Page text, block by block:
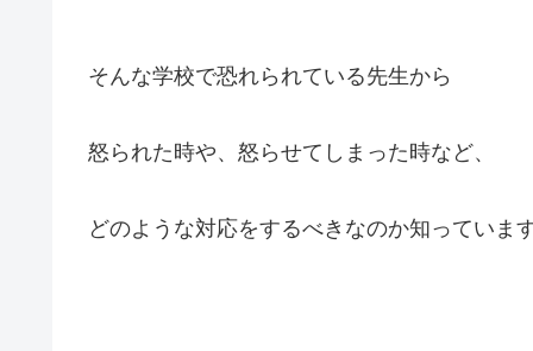
そんな学校で恐れられている先生から
怒られた時や、怒らせてしまった時など、
どのような対応をするべきなのか知っていま